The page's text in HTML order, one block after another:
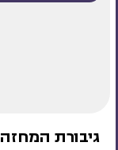
גיבורת המחזה